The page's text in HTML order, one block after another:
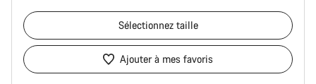
Sélectionnez taille
Ajouter à mes favoris